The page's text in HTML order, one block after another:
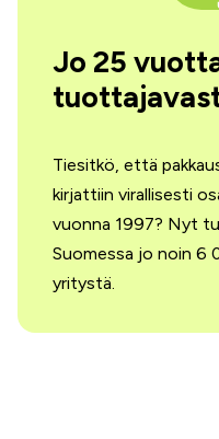
Jo 25
Tiesitkö, että
kirjattiin virallisesti
vuonna 1997? Nyt
Suomessa jo noin
yritystä.